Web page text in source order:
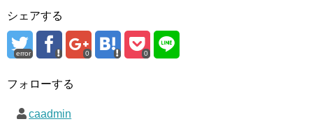
シェアする
error 0 0
フォローする
caadmin